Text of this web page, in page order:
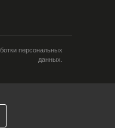
персональных
данных.